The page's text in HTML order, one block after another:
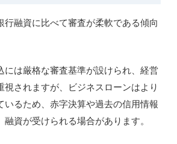
行融資に比べて審査が柔軟である傾向
には厳格な審査基準が設けられ、経営
視されますが、ビジネスローンはより
いるため、赤字決算や過去の信用情報
資が受けられる場合があります。